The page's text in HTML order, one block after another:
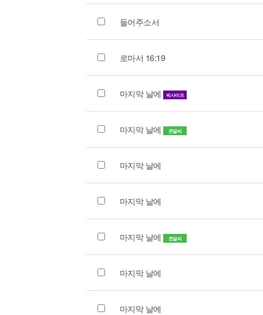
들어주소서
로마서 16:19
마지막 날에 빅사이즈
마지막 날에 큰글씨
마지막 날에
마지막 날에
마지막 날에 큰글씨
마지막 날에
마지막 날에